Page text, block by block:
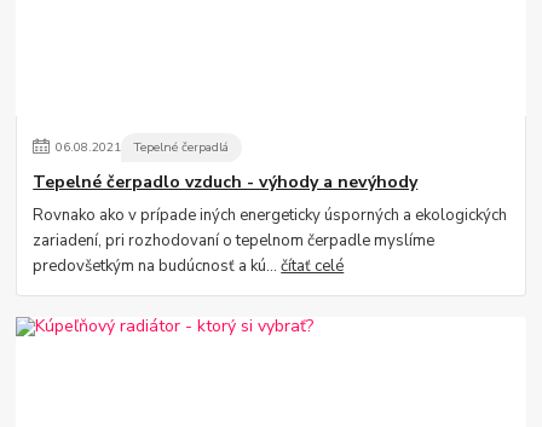
06.08.2021 Tepelné čerpadlá
Tepelné čerpadlo vzduch - výhody a nevýhody
Rovnako ako v prípade iných energeticky úsporných a ekologických
zariadení, pri rozhodovaní o tepelnom čerpadle myslíme
predovšetkým na budúcnosť a kú...čítať celé